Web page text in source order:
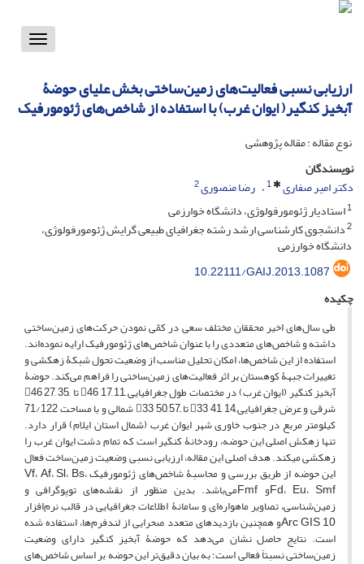
Toggle
ارزیابی نسبی فعالیت‌های زمین‌‌ساختی بخش علیای حوضۀ
آبخیز کنگیر( ایوان غرب) با استفاده از شاخص‌های ژئومورفیک
نوع مقاله : مقاله پژوهشی
نویسندگان
دکتر امیر صفاری
1 رضا منصوری2
1استادیار ژئومورفولوژی، دانشگاه خوارزمی
2دانشجوی کارشناسی ارشد رشته جغرافیای طبیعی گرایش ژئومورفولوژی،
دانشگاه خوارزمی
10.22111/GAIJ.2013.1087
چکیده
طی سال‌های اخیر محققان مختلف سعی در کمّی نمودن حرکت‌های زمین‌ساختی
داشته و شاخص‌های متعددی را با عنوان شاخص‌های ژئومورفیک ارایه نموده‌اند.
استفاده از این شاخص‌‌ها، امکان تحلیل مناسب از وضعیت تحول شبکۀ زهکشی و
تغییرات جبهۀ کوهستان بر اثر فعالیت‌های زمین‌ساختی را فراهم می‌کند. حوضۀ
آبخیز کنگیر (ایوان غرب) در مختصات طول جغرافیایی ً11 َ17 46 تا ً35 َ27 46
شرقی و عرض جغرافیایی ً14 َ41 33 تا ً57 َ50 33 شمالی و با مساحت 71/122
کیلومتر مربع در جنوب خاوری شهر ایوان غرب (شمال استان ایلام) قرار دارد.
تنها زهکش اصلی این حوضه، رودخانۀ کنگیر است که تمام دشت ایوان غرب را
زهکشی می­کند. هدف اصلی این مقاله، ارزیابی نسبی وضعیت زمین‌ساخت فعال
این حوضه از طریق بررسی و محاسبۀ شاخص‌های ژئومورفیک
Vf،Af،Sl، Bs،
Fd، Eu،Smf و Fmfمی‌باشد. بدین منظور از نقشه‌های توپوگرافی و
زمین‌شناسی، تصاویر ماهواره‌ای و سامانۀ اطلاعات جغرافیایی در قالب نرم‌افزار
Arc GIS 10و همچنین بازدیدهای متعدد صحرایی از لندفرم‌ها، استفاده شده
است. نتایج حاصل نشان می‌دهد که حوضۀ آبخیز کنگیر دارای وضعیت
زمین‌ساختی نسبتاً فعالی است؛ به بیان دقیق‌تر این حوضه بر اساس شاخص‌های